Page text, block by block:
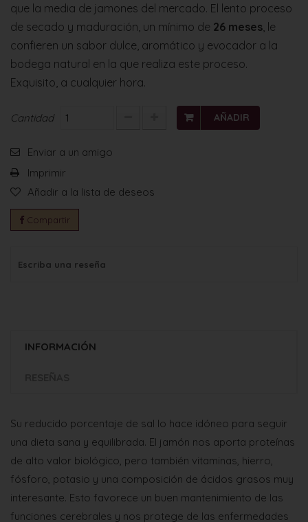
que la media de jamones del mercado. El lento proceso
de secado y maduración, un mínimo de 26 meses , le
confieren un sabor dulce, aromático y evocador a la
bodega natural en la que realiza este proceso.
Exquisito, a cualquier hora.
Cantidad AÑADIR
Enviar a un amigo
Imprimir
Añadir a la lista de deseos
Compartir
Escriba una reseña
INFORMACIÓN
Su reducido porcentaje de sal lo hace idóneo para seguir
una dieta sana y equilibrada. El jamón nos aporta proteínas
de alto valor biológico, pero también vitaminas, hierro,
fósforo, potasio y una composición de ácidos grasos muy
interesante. Esto favorece un buen mantenimiento de las
funciones cerebrales y nos protege de las enfermedades